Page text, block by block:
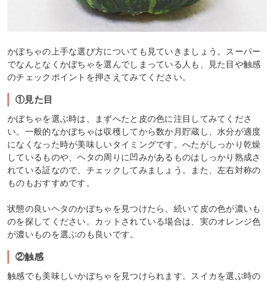
かぼちゃの上手な選び方についても見ていきましょう。スーパー
でなんとなくかぼちゃを選んでしまっている人も、見た目や触感
のチェックポイントを押さえてみてください。
①見た目
かぼちゃを選ぶ時は、まずへたと皮の色に注目してみてくださ
い。一般的なかぼちゃは収穫してから数か月貯蔵し、水分が適度
になくなった時が美味しいタイミングです。へたがしっかり乾燥
しているものや、ヘタの周りに凹みがあるものはしっかり熟成さ
れている証なので、チェックしてみましょう。また、左右対称の
ものもおすすめです。
状態の良いヘタのかぼちゃを見つけたら、続いて皮の色が濃いも
のを探してください。カットされている場合は、実のオレンジ色
が濃いものを選ぶのも良いです。
②触感
触感でも美味しいかぼちゃを見つけられます。スイカを選ぶ時の